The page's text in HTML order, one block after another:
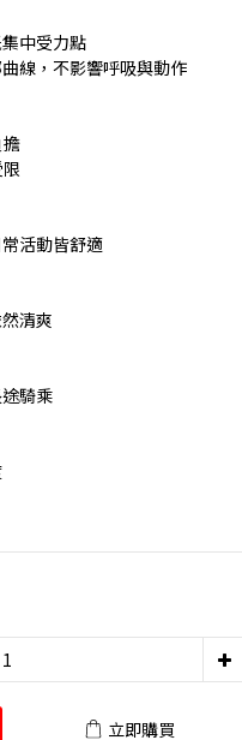
中受力點
線，不影響呼吸與動作
活動皆舒適
清爽
騎乘
立即購買